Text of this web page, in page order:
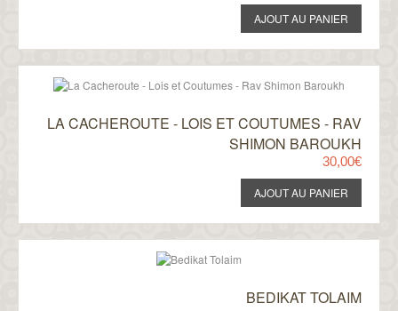
LA CACHEROUTE - LOIS ET COUTUMES - RAV
SHIMON BAROUKH
30,00€
BEDIKAT TOLAIM